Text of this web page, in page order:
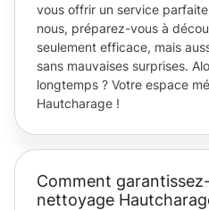
vous offrir un service
nous, préparez-vous à
seulement efficace, mais
sans mauvaises surprises.
longtemps ? Votre espace
Hautcharage !
Comment
nettoyage